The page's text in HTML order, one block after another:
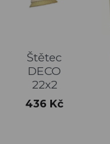
Štětec
DECO
22x2
Cena
436 Kč